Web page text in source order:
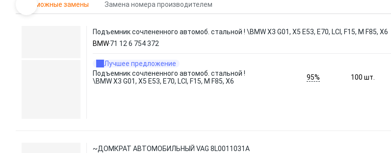
Возможные замены Замена номера производителем
Подъемник сочлененного автомоб. стальной ! \BMW X3 G01, X5 E53, E70, LCI, F15, M F85, X6
BMW71 12 6 754 372
Лучшее предложение
Подъемник сочлененного автомоб. стальной !
\BMW X3 G01, X5 E53, E70, LCI, F15, M F85, X6
95% 100шт.
~ДОМКРАТ АВТОМОБИЛЬНЫЙ VAG 8L0011031A